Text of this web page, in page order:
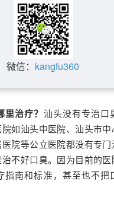
微信： kangfu360
治疗？ 汕头没有专治口
如汕头中医院、汕头市
院等公立医院都没有专
不好口臭。因为目前的
指南和标准，甚至也不把